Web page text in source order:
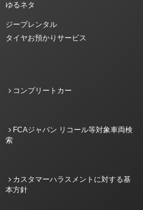
ゆるネタ
ジープレンタル
タイヤお預かりサービス
コンプリートカー
FCAジャパン リコール等対象車両検
索
カスタマーハラスメントに対する基
本方針